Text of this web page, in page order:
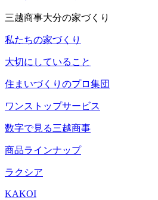
三越商事大分の家づくり
私たちの家づくり
大切にしていること
住まいづくりのプロ集団
ワンストップサービス
数字で見る三越商事
商品ラインナップ
ラクシア
KAKOI